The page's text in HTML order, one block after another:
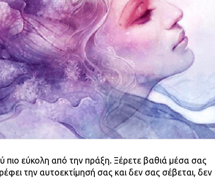
πιο εύκολη από την πράξη. Ξέρετε βαθιά μέσα σας
την αυτοεκτίμησή σας και δεν σας σέβεται, δεν